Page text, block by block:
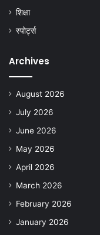
शिक्षा
स्पोर्ट्स
Archives
August 2026
July 2026
June 2026
May 2026
April 2026
March 2026
February 2026
January 2026